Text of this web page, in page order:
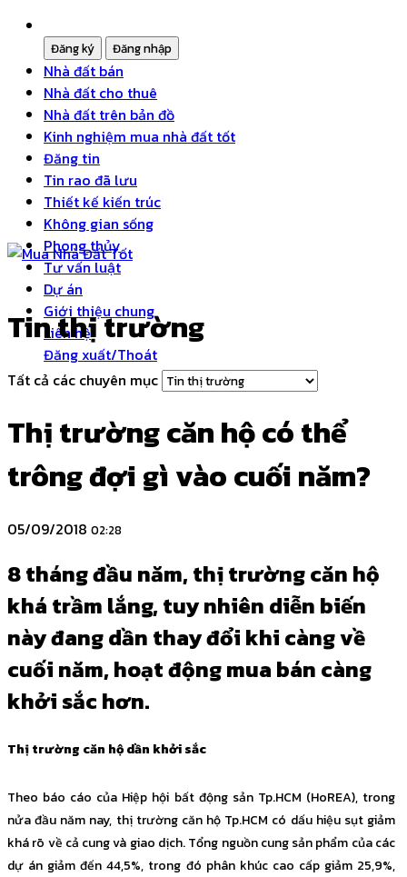
Nhà đất bán
Nhà đất cho thuê
Nhà đất trên bản đồ
Kinh nghiệm mua nhà đất tốt
Đăng tin
Tin rao đã lưu
Thiết kế kiến trúc
Không gian sống
Phong thủy
Tư vấn luật
Dự án
Giới thiệu chung
Liên hệ
Đăng xuất/Thoát
Tin thị trường
Tất cả các chuyên mục
Thị trường căn hộ có thể
trông đợi gì vào cuối năm?
05/09/2018 02:28
8 tháng đầu năm, thị trường căn hộ
khá trầm lắng, tuy nhiên diễn biến
này đang dần thay đổi khi càng về
cuối năm, hoạt động mua bán càng
khởi sắc hơn.
Thị trường căn hộ dần khởi sắc
Theo báo cáo của Hiệp hội bất động sản Tp.HCM (HoREA), trong
nửa đầu năm nay, thị trường căn hộ Tp.HCM có dấu hiệu sụt giảm
khá rõ về cả cung và giao dịch. Tổng nguồn cung sản phẩm của các
dự án giảm đến 44,5%, trong đó phân khúc cao cấp giảm 25,9%,